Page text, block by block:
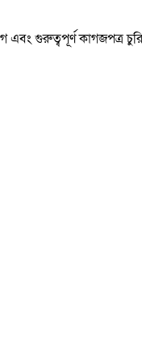
এবং গুরুত্বপূর্ণ কাগজপত্র